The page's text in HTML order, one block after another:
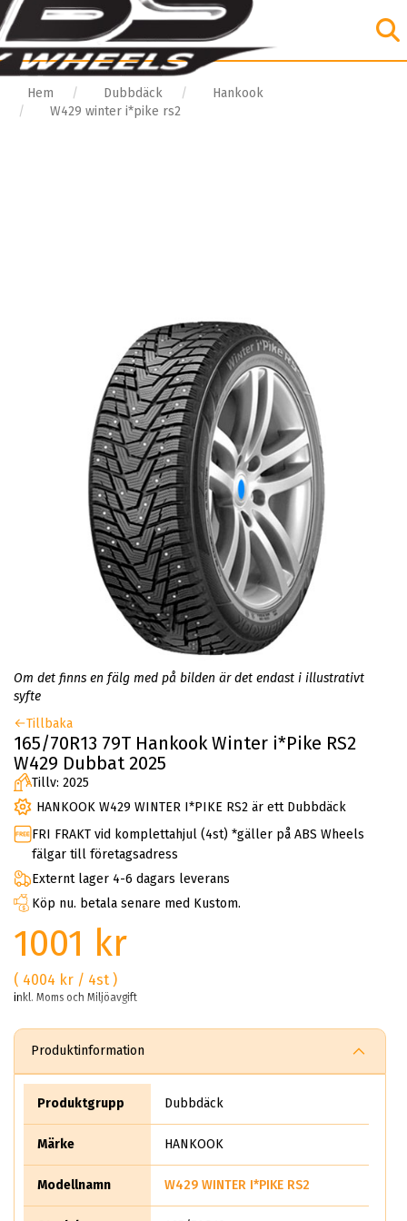
Hem Dubbdäck
Hankook
W429 winter i*pike rs2
Om det finns en fälg med på bilden är det endast i illustrativt
syfte
Tillbaka
165/70R13 79T Hankook Winter i*Pike RS2
W429 Dubbat 2025
Tillv: 2025
HANKOOK W429 WINTER I*PIKE RS2 är ett Dubbdäck
FRI FRAKT vid komplettahjul (4st) *gäller på ABS Wheels
fälgar till företagsadress
Externt lager 4-6 dagars leverans
Köp nu. betala senare med Kustom.
1001 kr
( 4004 kr / 4st )
inkl. Moms och Miljöavgift
Produktinformation
Produktgrupp Dubbdäck
Märke HANKOOK
Modellnamn W429 WINTER I*PIKE RS2